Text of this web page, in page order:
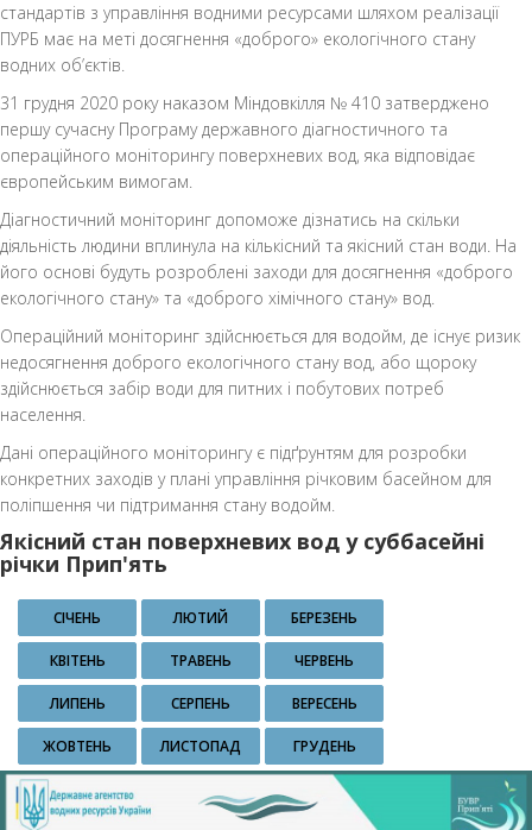
стандартів з управління водними ресурсами шляхом реалізації
ПУРБ має на меті досягнення «доброго» екологічного стану
водних об’єктів.
31 грудня 2020 року наказом Міндовкілля № 410 затверджено
першу сучасну Програму державного діагностичного та
операційного моніторингу поверхневих вод, яка відповідає
європейським вимогам.
Діагностичний моніторинг допоможе дізнатись на скільки
діяльність людини вплинула на кількісний та якісний стан води. На
його основі будуть розроблені заходи для досягнення «доброго
екологічного стану» та «доброго хімічного стану» вод.
Операційний моніторинг здійснюється для водойм, де існує ризик
недосягнення доброго екологічного стану вод, або щороку
здійснюється забір води для питних і побутових потреб
населення.
Дані операційного моніторингу є підґрунтям для розробки
конкретних заходів у плані управління річковим басейном для
поліпшення чи підтримання стану водойм.
Якісний стан поверхневих вод у суббасейні
річки Прип'ять
СІЧЕНЬ ЛЮТИЙ БЕРЕЗЕНЬ
КВІТЕНЬ ТРАВЕНЬ ЧЕРВЕНЬ
ЛИПЕНЬ СЕРПЕНЬ ВЕРЕСЕНЬ
ЖОВТЕНЬ ЛИСТОПАД ГРУДЕНЬ